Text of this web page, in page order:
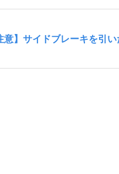
意】サイドブレーキを引